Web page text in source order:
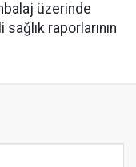
üzerinde
raporlarının